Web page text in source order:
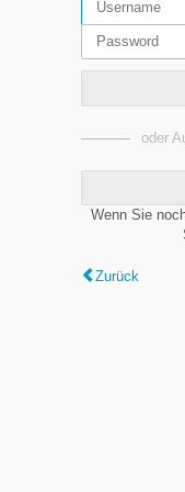
oder
Wenn Sie
Zurück